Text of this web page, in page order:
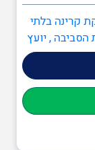
קרינה בלתי
הסביבה , יועץ
, מעבדות
רעש , מעבדה
, מעבדה
לייזר